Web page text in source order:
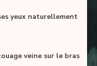
yeux naturellement
veine sur le bras